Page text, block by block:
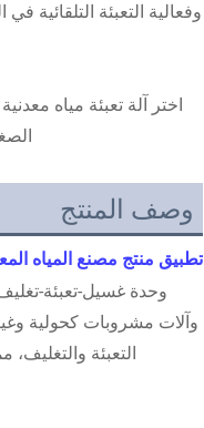
وفعالية التعبئة
اختر آلة تعبئة مياه
وصف المنتج
تطبيق منتج مصنع المياه
التعبئة